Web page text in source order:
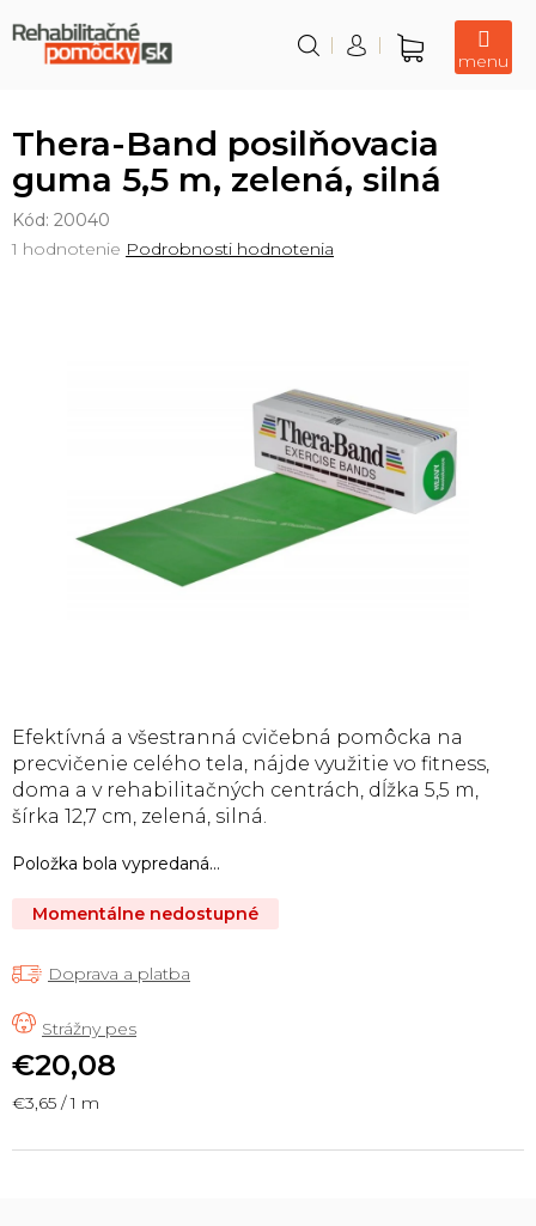
na
obsah
Nákupný
Thera-Band posilňovacia
guma 5,5 m, zelená, silná
Kód: 20040
Priemerné
1 hodnotenie Podrobnosti hodnotenia
€20,08
Jednotková
€3,65 / 1 m
Momentálne nedostupné
Položka bola vypredaná…
Efektívná a všestranná cvičebná pomôcka na
precvičenie celého tela, nájde využitie vo fitness,
doma a v rehabilitačných centrách, dĺžka 5,5 m,
šírka 12,7 cm, zelená, silná.
Doprava a platba